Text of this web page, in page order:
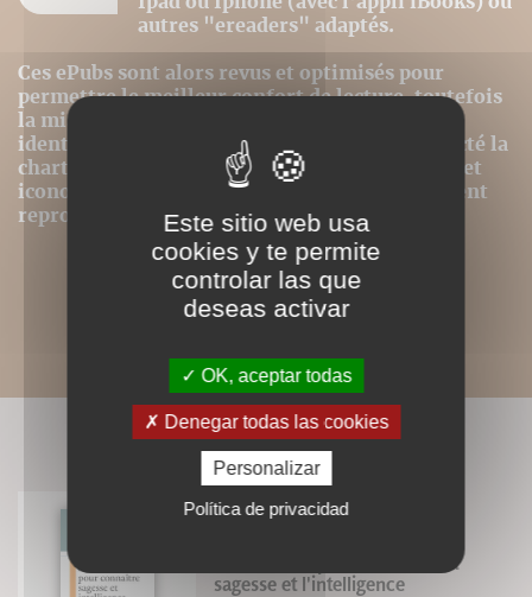
autres "ereaders" adaptés.
Ces ePubs sont alors revus et optimisés pour
permettre le meilleur confort de lecture, toutefois
la mise en page n'est donc pas strictement
identique même si nous avons au mieux respecté la
charte graphique initiale. Les contenus textes et
iconographiques sont, par contre, intégralement
reproduits dans ce format.
LIVRES ASSOCIÉS
Six chemins pour connaître la
sagesse et l'intelligence
Este sitio web usa
cookies y te permite
controlar las que
deseas activar
OK, aceptar todas
Denegar todas las cookies
Personalizar
Política de privacidad